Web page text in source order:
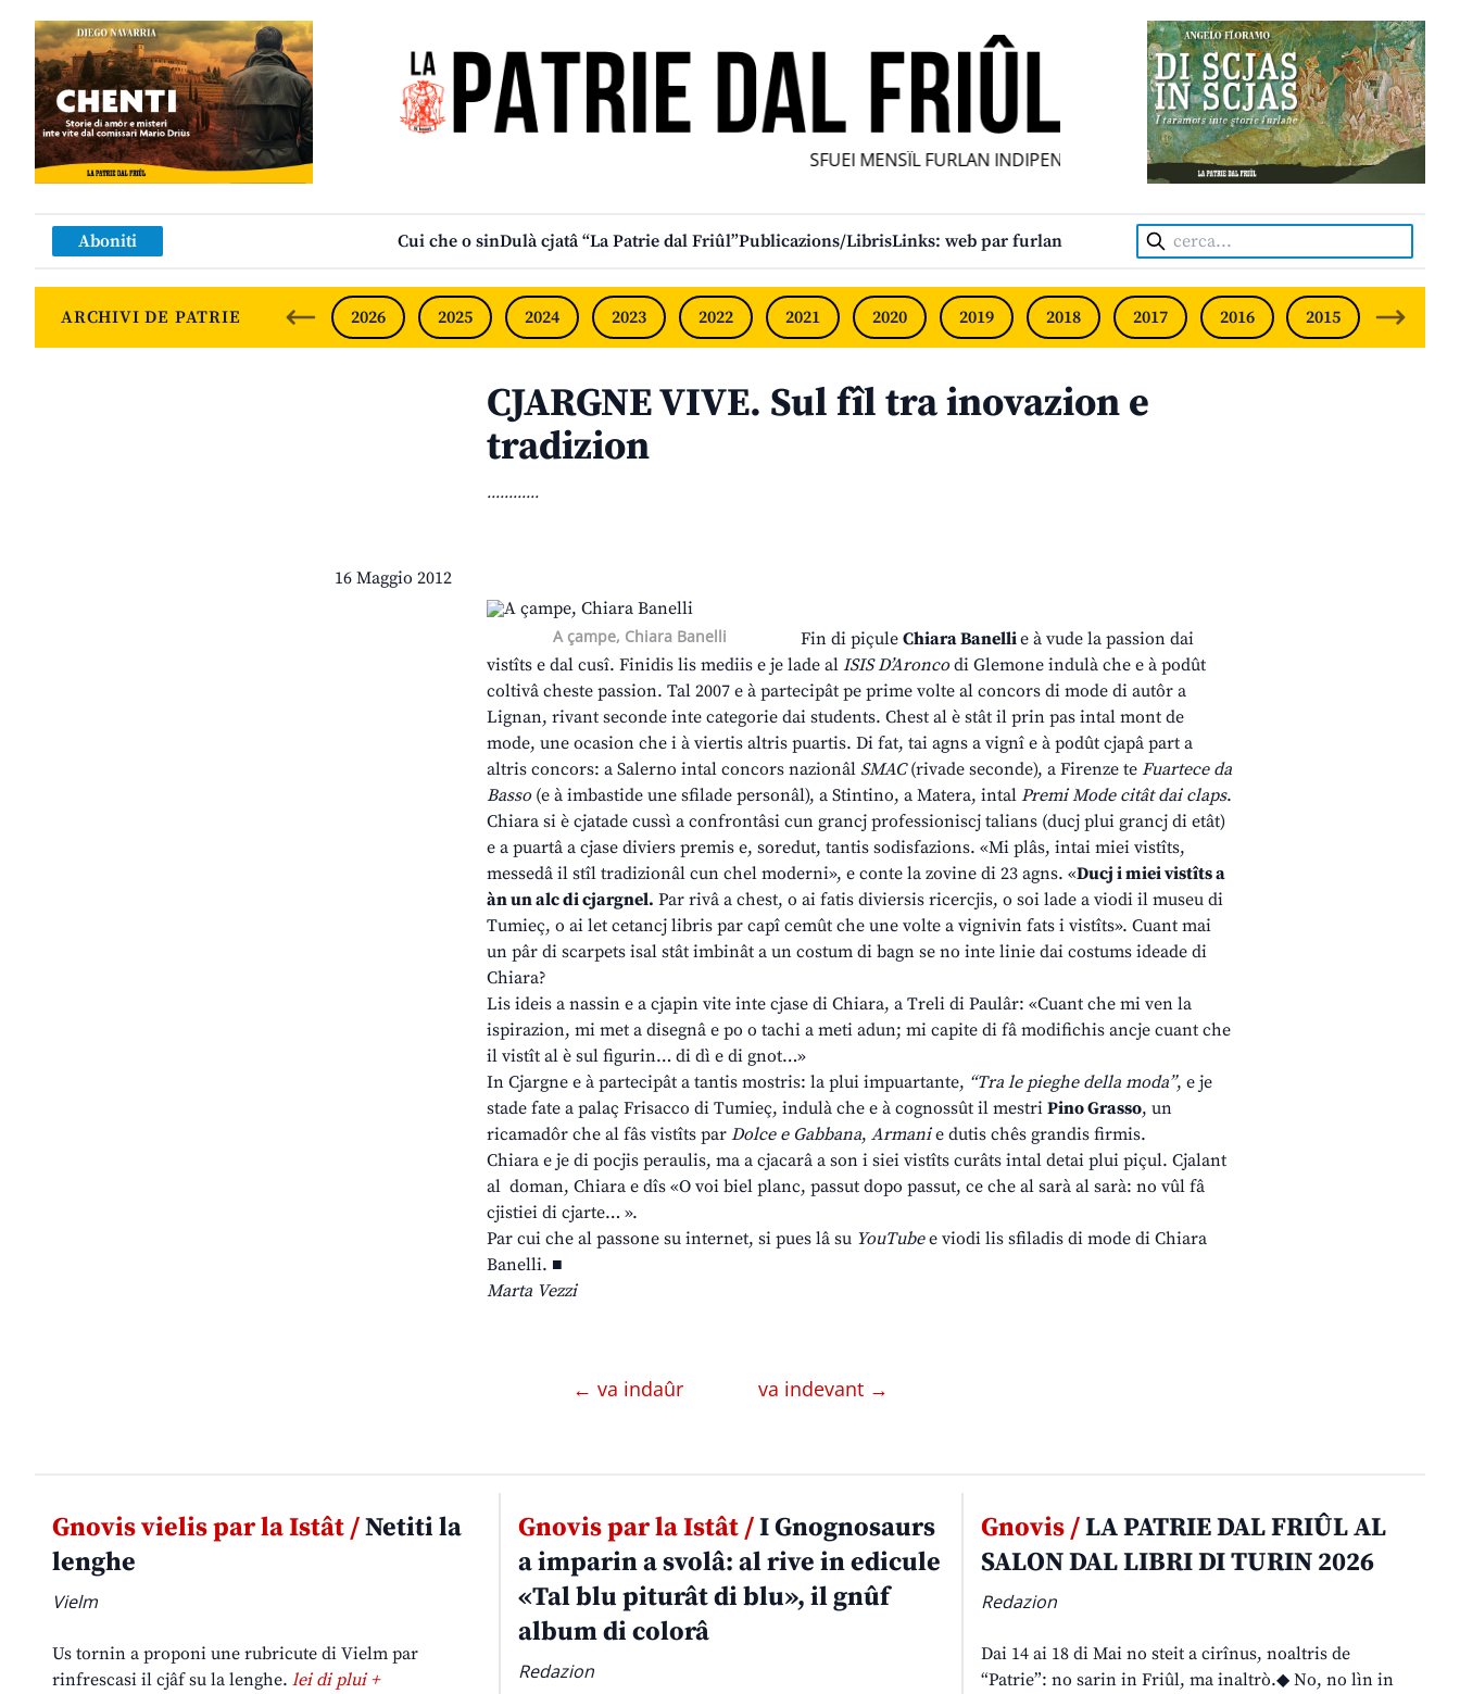
SFUEI MENSÎL FURLAN INDIPENDENT • INDEPENDENT FRIULIAN MONTHLY •
Aboniti Cui che o sinDulà cjatâ “La Patrie dal Friûl”Publicazions/LibrisLinks: web par furlan Cerca:
ARCHIVI DE PATRIE 2026 2025 2024 2023 2022 2021 2020 2019 2018 2017 2016 2015 2014
CJARGNE VIVE. Sul fîl tra inovazion e
tradizion
............
16 Maggio 2012
A çampe, Chiara Banelli Fin di piçule Chiara Banellie à vude la passion dai
vistîts e dal cusî. Finidis lis mediis e je lade al ISIS D’Aroncodi Glemone indulà che e à podût
coltivâ cheste passion. Tal 2007 e à partecipât pe prime volte al concors di mode di autôr a
Lignan, rivant seconde inte categorie dai students. Chest al è stât il prin pas intal mont de
mode, une ocasion che i à viertis altris puartis. Di fat, tai agns a vignî e à podût cjapâ part a
altris concors: a Salerno intal concors nazionâl SMAC(rivade seconde), a Firenze te Fuartece da
Basso(e à imbastide une sfilade personâl), a Stintino, a Matera, intal Premi Mode citât dai claps.
Chiara si è cjatade cussì a confrontâsi cun grancj professioniscj talians (ducj plui grancj di etât)
e a puartâ a cjase diviers premis e, soredut, tantis sodisfazions. «Mi plâs, intai miei vistîts,
messedâ il stîl tradizionâl cun chel moderni», e conte la zovine di 23 agns. «Ducj i miei vistîts a
àn un alc di cjargnel. Par rivâ a chest, o ai fatis diviersis ricercjis, o soi lade a viodi il museu di
Tumieç, o ai let cetancj libris par capî cemût che une volte a vignivin fats i vistîts». Cuant mai
un pâr di scarpets isal stât imbinât a un costum di bagn se no inte linie dai costums ideade di
Chiara?
Lis ideis a nassin e a cjapin vite inte cjase di Chiara, a Treli di Paulâr: «Cuant che mi ven la
ispirazion, mi met a disegnâ e po o tachi a meti adun; mi capite di fâ modifichis ancje cuant che
il vistît al è sul figurin… di dì e di gnot…»
In Cjargne e à partecipât a tantis mostris: la plui impuartante, “Tra le pieghe della moda”, e je
stade fate a palaç Frisacco di Tumieç, indulà che e à cognossût il mestri Pino Grasso, un
ricamadôr che al fâs vistîts par Dolce e Gabbana, Armanie dutis chês grandis firmis.
Chiara e je di pocjis peraulis, ma a cjacarâ a son i siei vistîts curâts intal detai plui piçul. Cjalant
al doman, Chiara e dîs «O voi biel planc, passut dopo passut, ce che al sarà al sarà: no vûl fâ
cjistiei di cjarte… ».
Par cui che al passone su internet, si pues lâ su YouTubee viodi lis sfiladis di mode di Chiara
Banelli. ■
Marta Vezzi
← va indaûr va indevant →
Gnovis vielis par la Istât /Netiti la
lenghe
Vielm
Us tornin a proponi une rubricute di Vielm par
rinfrescasi il cjâf su la lenghe. lei di plui +
Gnovis par la Istât /I Gnognosaurs
a imparin a svolâ: al rive in edicule
«Tal blu piturât di blu», il gnûf
album di colorâ
Redazion
Gnovis /LA PATRIE DAL FRIÛL AL
SALON DAL LIBRI DI TURIN 2026
Redazion
Dai 14 ai 18 di Mai no steit a cirînus, noaltris de
“Patrie”: no sarin in Friûl, ma inaltrò.◆ No, no lìn in